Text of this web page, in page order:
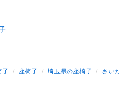
子 座椅子 埼玉県の座椅子 さい